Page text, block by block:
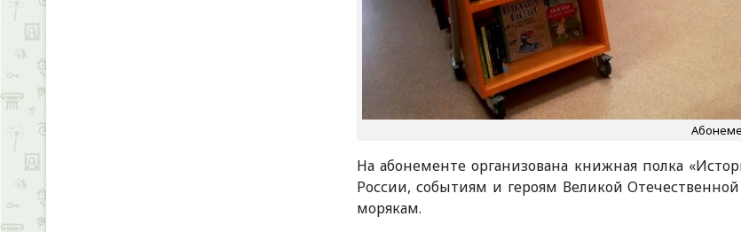
На абонементе организована книжная полка
России, событиям и героям Великой
морякам.